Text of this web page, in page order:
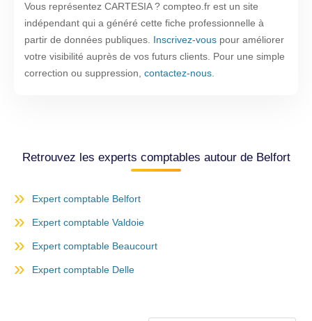
Vous représentez CARTESIA ? compteo.fr est un site
indépendant qui a généré cette fiche professionnelle à
partir de données publiques. Inscrivez-vous pour améliorer
votre visibilité auprès de vos futurs clients. Pour une simple
correction ou suppression, contactez-nous
Retrouvez les experts comptables autour de Belfort
Expert comptable Belfort
Expert comptable Valdoie
Expert comptable Beaucourt
Expert comptable Delle